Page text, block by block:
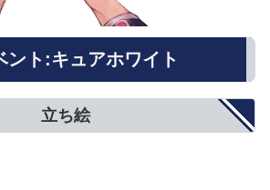
ント:キュアホワイト
立ち絵